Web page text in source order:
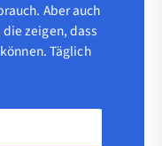
Aber auch
zeigen, dass
Täglich